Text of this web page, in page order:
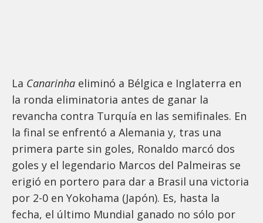
La Canarinha eliminó a Bélgica e Inglaterra en
la ronda eliminatoria antes de ganar la
revancha contra Turquía en las semifinales. En
la final se enfrentó a Alemania y, tras una
primera parte sin goles, Ronaldo marcó dos
goles y el legendario Marcos del Palmeiras se
erigió en portero para dar a Brasil una victoria
por 2-0 en Yokohama (Japón). Es, hasta la
fecha, el último Mundial ganado no sólo por